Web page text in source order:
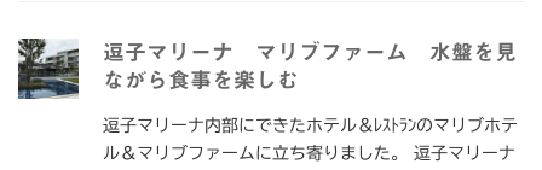
逗子マリーナ マリブファーム 水盤を見
ながら食事を楽しむ
逗子マリーナ内部にできたホテル＆ﾚｽﾄﾗﾝのマリブホテ
ル＆マリブファームに立ち寄りました。 逗子マリーナ